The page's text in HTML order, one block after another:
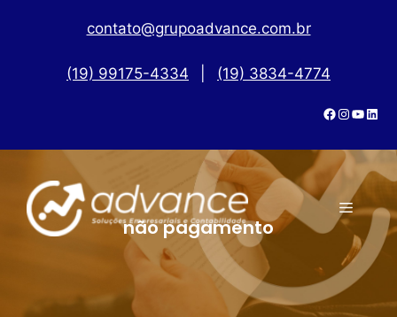
contato@grupoadvance.com.br
(19) 99175-4334 (19) 3834-4774
não pagamento